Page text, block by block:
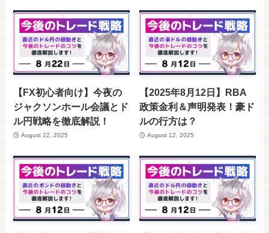
【FX初心者向け】今夜の
ジャクソンホール会議とド
ル円戦略を徹底解説！
August 22, 2025
【2025年8月12日】RBA
政策金利＆声明発表！豪ド
ルの行方は？
August 12, 2025